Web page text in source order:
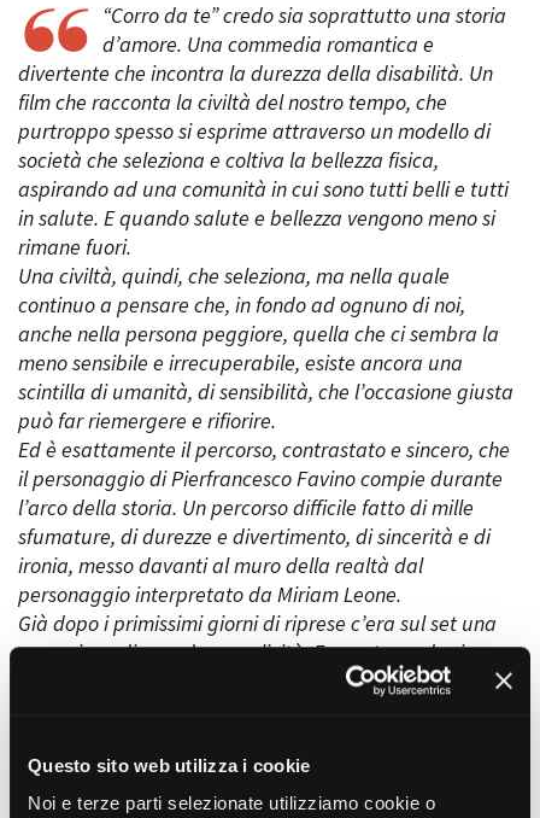
Questo sito web utilizza i cookie
Noi e terze parti selezionate utilizziamo cookie o
LOCATION GUIDE
FILM DATABASE
BOOK DATABASE
NEWS
CASTING
Newsletter
Lavora con noi
Stage - Tirocini - Scuola e
Lavoro
Elenco Operatori Economici
per affidamento lavori in
economia
Amministrazione trasparente
Bandi e gare
Contatti
Privacy
Cookie policy
Whistleblowing
Credits
“Corro da te” credo sia soprattutto una storia
d’amore. Una commedia romantica e
divertente che incontra la durezza della disabilità. Un
film che racconta la civiltà del nostro tempo, che
purtroppo spesso si esprime attraverso un modello di
società che seleziona e coltiva la bellezza fisica,
aspirando ad una comunità in cui sono tutti belli e tutti
in salute. E quando salute e bellezza vengono meno si
rimane fuori.
Una civiltà, quindi, che seleziona, ma nella quale
continuo a pensare che, in fondo ad ognuno di noi,
anche nella persona peggiore, quella che ci sembra la
meno sensibile e irrecuperabile, esiste ancora una
scintilla di umanità, di sensibilità, che l’occasione giusta
può far riemergere e rifiorire.
Ed è esattamente il percorso, contrastato e sincero, che
il personaggio di Pierfrancesco Favino compie durante
l’arco della storia. Un percorso difficile fatto di mille
sfumature, di durezze e divertimento, di sincerità e di
ironia, messo davanti al muro della realtà dal
personaggio interpretato da Miriam Leone.
Già dopo i primissimi giorni di riprese c’era sul set una
sensazione di grande complicità. E questo credo sia
avvenuto anche per il tipo di storia e di temi che
associazioni, delle federazioni sportive per disabili, e di
tutte le persone disabili che ci hanno aiutato e